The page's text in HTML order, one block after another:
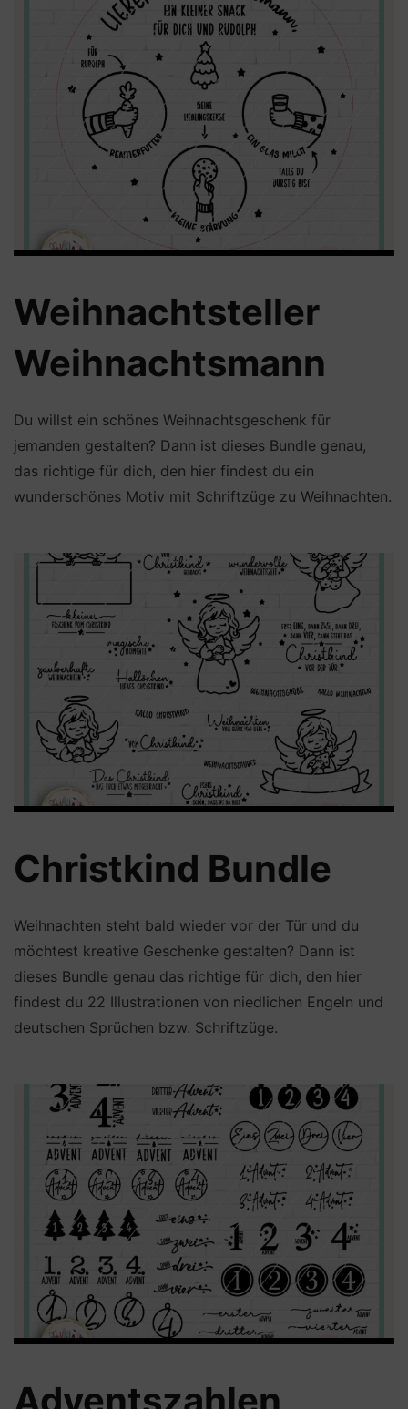
Weihnachtsteller
Weihnachtsmann
Du willst ein schönes Weihnachtsgeschenk für
jemanden gestalten? Dann ist dieses Bundle genau,
das richtige für dich, den hier findest du ein
wunderschönes Motiv mit Schriftzüge zu Weihnachten.
Christkind Bundle
Weihnachten steht bald wieder vor der Tür und du
möchtest kreative Geschenke gestalten? Dann ist
dieses Bundle genau das richtige für dich, den hier
findest du 22 Illustrationen von niedlichen Engeln und
deutschen Sprüchen bzw. Schriftzüge.